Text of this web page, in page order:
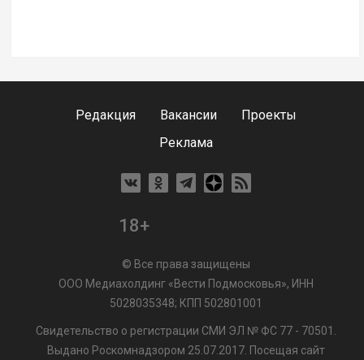
Редакция Вакансии
Проекты
Реклама
18+
© Все права защищены
ООО Медиахолдинг «Вести Подмосковья», ИНН
5028035348; КПП 502801001
Свидетельство о регистрации СМИ ЭЛ № ФС 77 - 70501.
Выдано Роскомнадзором 25.07.2017. Посещая сайт